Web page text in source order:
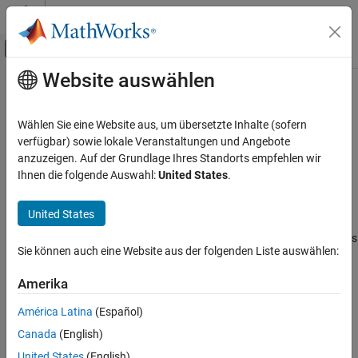
Weiter zum Inhalt
Umschaltung für Off-Canvas-
Startseite der Dokumentation
GPU Coder
Kernel Creation
Kernel Creation from Simulink Models
Additional compiler flags
Dependencies
Settings
Recommended Settings
Programmatic Use
Version History
Hauptinhalt
Additional compiler flags
Pass additional flags to GPU compiler
Model Configuration Pane:Code Generation / GPU Code
Description
parameter specifies additional flags
to the NVIDIA® nvcccompiler.
Dependencies
Website auswählen
Wählen Sie eine Website aus, um übersetzte Inhalte (sofern
verfügbar) sowie lokale Veranstaltungen und Angebote
anzuzeigen. Auf der Grundlage Ihres Standorts empfehlen wir
Ihnen die folgende Auswahl:United States.
United States
Sie können auch eine Website aus der folgenden Liste auswählen:
Amerika
América Latina (Español)
Canada (English)